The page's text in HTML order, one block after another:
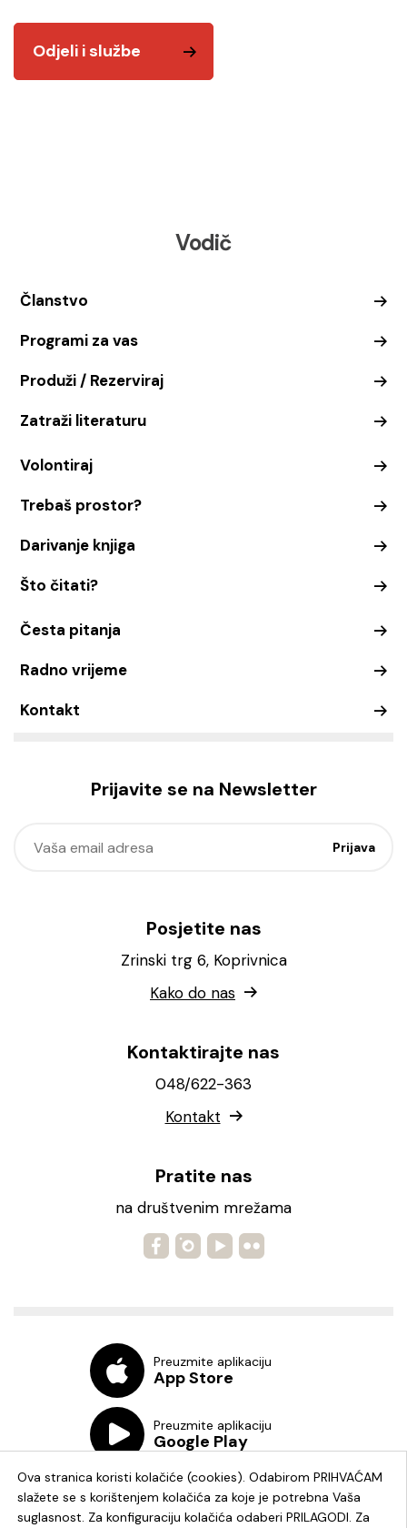
Odjeli i službe
Vodič
Članstvo
Programi za vas
Produži / Rezerviraj
Zatraži literaturu
Volontiraj
Trebaš prostor?
Darivanje knjiga
Što čitati?
Česta pitanja
Radno vrijeme
Kontakt
Prijavite se na Newsletter
Posjetite nas
Zrinski trg 6, Koprivnica
Kako do nas
Kontaktirajte nas
048/622-363
Kontakt
Pratite nas
na društvenim mrežama
Preuzmite aplikaciju
App Store
Preuzmite aplikaciju
Google Play
Ova stranica koristi kolačiće (cookies). Odabirom PRIHVAĆAM
slažete se s korištenjem kolačića za koje je potrebna Vaša
suglasnost. Za konfiguraciju kolačića odaberi PRILAGODI. Za